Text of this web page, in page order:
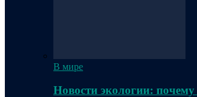
В мире
Новости экологии: